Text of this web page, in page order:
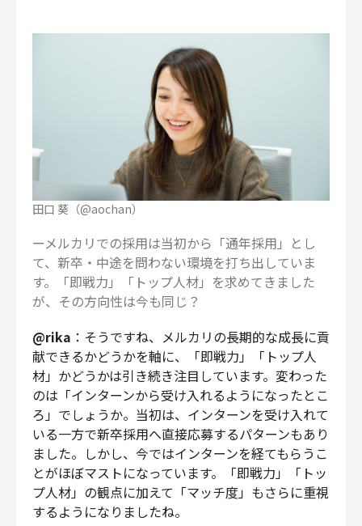
田口 葵（@aochan）
ーメルカリでの採用は当初から「通年採用」とし
て、新卒・中途を問わない環境を打ち出していま
す。「即戦力」「トップ人材」を求めてきました
が、その方向性は今も同じ？
@rika ：そうですね、メルカリの長期的な成長に貢
献できるかどうかを軸に、「即戦力」「トップ人
材」かどうかは引き続き注目しています。変わった
のは「インターンから受け入れるようになったとこ
ろ」でしょうか。当初は、インターンを受け入れて
いる一方で新卒採用へ直接応募するパターンもあり
ました。しかし、今ではインターンを経てもらうこ
とがほぼマストになっています。「即戦力」「トッ
プ人材」の観点に加えて「マッチ度」もさらに重視
するようになりましたね。